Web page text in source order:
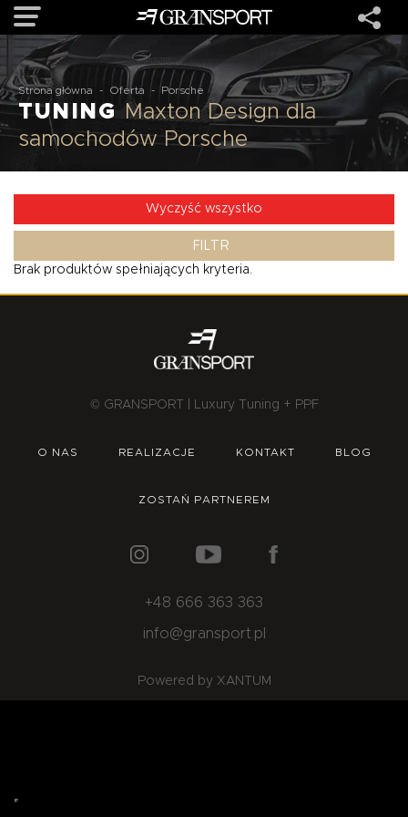
OFERTA
MARKI
O NAS
KONTAKT
Strona główna - Oferta - Porsche
TUNING
Maxton Design dla
samochodów Porsche
Wyczyść wszystko
FILTR
Brak produktów spełniających kryteria.
© GRANSPORT | Luxury Tuning + PPF
O NAS REALIZACJE KONTAKT BLOG
ZOSTAŃ PARTNEREM
+48 666 363 363
info@gransport.pl
Powered by XANTUM